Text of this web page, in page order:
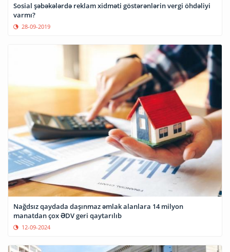
Sosial şəbəkələrdə reklam xidməti göstərənlərin vergi öhdəliyi
varmı?
28-09-2019
Nağdsız qaydada daşınmaz əmlak alanlara 14 milyon
manatdan çox ƏDV geri qaytarılıb
12-09-2024